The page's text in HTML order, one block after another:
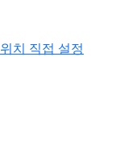
위치 직접 설정